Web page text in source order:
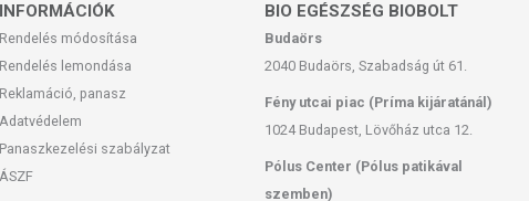
vagy a doboz alján jelzett hónap végéig.
elől elzárva tartandó! Felbontás után hűtőben tárolva 2
mennyiséget ne lépje túl! Hatóanyagokkal szembeni
Nem helyettesíti a kiegyensúlyozott, vegyes étrendet és
INFORMÁCIÓK
Rendelés módosítása
Rendelés lemondása
Reklamáció, panasz
Adatvédelem
Panaszkezelési szabályzat
ÁSZF
BIO EGÉSZSÉG BIOBOLT
Budaörs
2040 Budaörs, Szabadság út 61.
Fény utcai piac (Príma kijáratánál)
1024 Budapest, Lövőház utca 12.
Pólus Center (Pólus patikával
szemben)